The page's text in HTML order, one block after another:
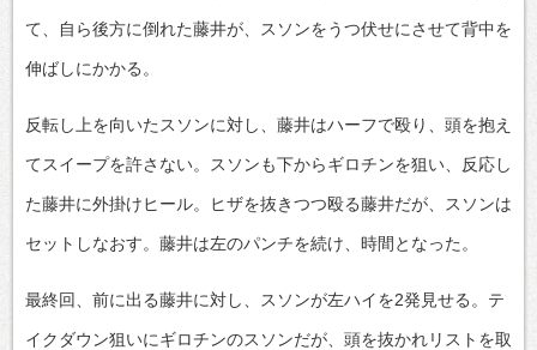
て、自ら後方に倒れた藤井が、スソンをうつ伏せにさせて背中を
伸ばしにかかる。
反転し上を向いたスソンに対し、藤井はハーフで殴り、頭を抱え
てスイープを許さない。スソンも下からギロチンを狙い、反応し
た藤井に外掛けヒール。ヒザを抜きつつ殴る藤井だが、スソンは
セットしなおす。藤井は左のパンチを続け、時間となった。
最終回、前に出る藤井に対し、スソンが左ハイを2発見せる。テ
イクダウン狙いにギロチンのスソンだが、頭を抜かれリストを取